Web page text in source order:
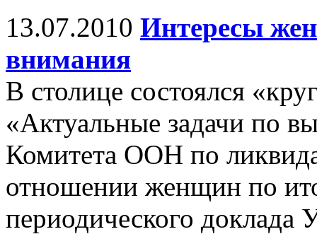
13.07.2010 Интересы
внимания
В столице состоялся
«Актуальные задачи по
Комитета ООН по
отношении женщин по
периодического доклада